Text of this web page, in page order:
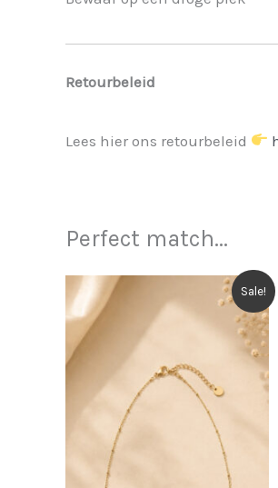
Retourbeleid
Lees hier ons retourbeleid
Perfect match...
Sale!